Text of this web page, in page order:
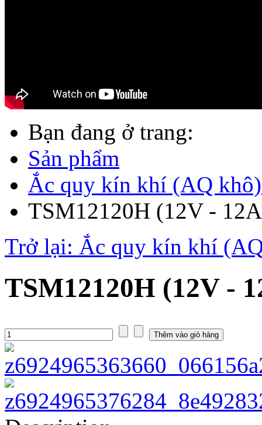
Bạn đang ở trang:
Sản phẩm
Ắc quy kín khí (AQ
TSM12120H (12V -
Trở lại: Ắc quy kín khí
TSM12120H (12V -